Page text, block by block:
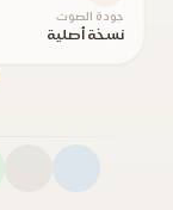
جودة الصوت
نسخة أصلية